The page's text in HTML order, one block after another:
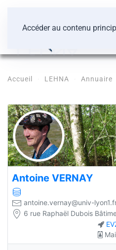
Accéder au contenu
Accueil LEHNA Annuaire
Antoine VERNAY
antoine.vernay@univ-
6 rue Raphaël Dubois